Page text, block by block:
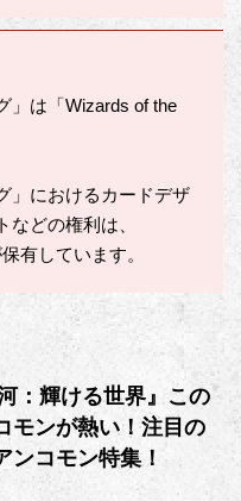
」は「Wizards of the
」におけるカードデザ
どの権利は、
有しています。
：輝ける世界』この
モンが熱い！注目の
ンコモン特集！